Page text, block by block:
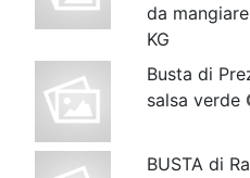
da
KG
Busta di
salsa verde
BUSTA di